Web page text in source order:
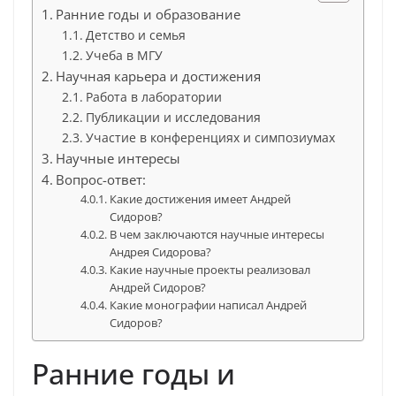
Ранние годы и образование
Детство и семья
Учеба в МГУ
Научная карьера и достижения
Работа в лаборатории
Публикации и исследования
Участие в конференциях и симпозиумах
Научные интересы
Вопрос-ответ:
Какие достижения имеет Андрей
Сидоров?
В чем заключаются научные интересы
Андрея Сидорова?
Какие научные проекты реализовал
Андрей Сидоров?
Какие монографии написал Андрей
Сидоров?
Ранние годы и